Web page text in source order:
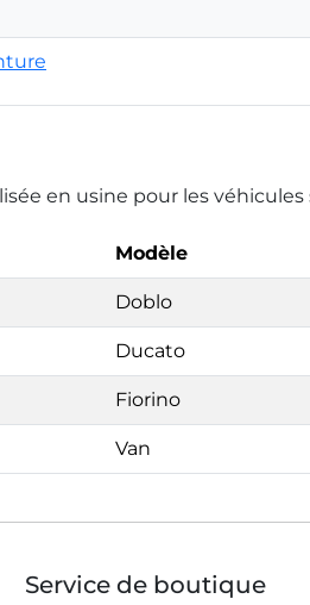
en usine pour les véhicules
Modèle
Doblo
Ducato
Fiorino
Van
Service de boutique